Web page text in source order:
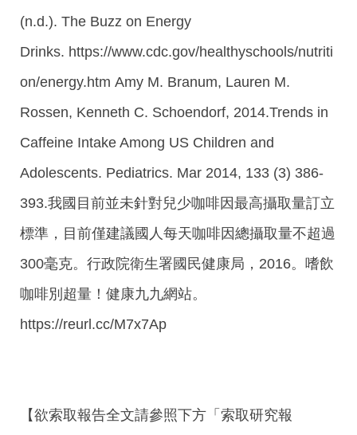
(n.d.). The Buzz on Energy
Drinks. https://www.cdc.gov/healthyschools/nutriti
on/energy.htm Amy M. Branum, Lauren M.
Rossen, Kenneth C. Schoendorf, 2014.Trends in
Caffeine Intake Among US Children and
Adolescents. Pediatrics. Mar 2014, 133 (3) 386-
393.我國目前並未針對兒少咖啡因最高攝取量訂立
標準，目前僅建議國人每天咖啡因總攝取量不超過
300毫克。行政院衛生署國民健康局，2016。嗜飲
咖啡別超量！健康九九網站。
https://reurl.cc/M7x7Ap
【欲索取報告全文請參照下方「索取研究報